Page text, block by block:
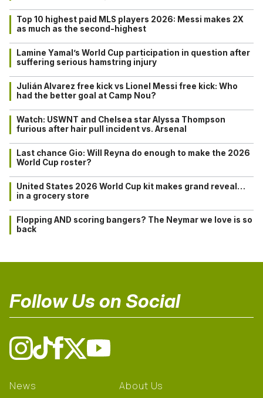
Top 10 highest paid MLS players 2026: Messi makes 2X
as much as the second-highest
Lamine Yamal’s World Cup participation in question after
suffering serious hamstring injury
Julián Alvarez free kick vs Lionel Messi free kick: Who
had the better goal at Camp Nou?
Watch: USWNT and Chelsea star Alyssa Thompson
furious after hair pull incident vs. Arsenal
Last chance Gio: Will Reyna do enough to make the 2026
World Cup roster?
United States 2026 World Cup kit makes grand reveal…
in a grocery store
Flopping AND scoring bangers? The Neymar we love is so
back
Follow Us on Social
News About Us